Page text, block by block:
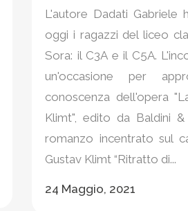
L'autore Dadati Gabriele
oggi i ragazzi del liceo
Sora: il C3A e il C5A.
un'occasione per
conoscenza dell'opera
Klimt", edito da Baldini &
romanzo incentrato sul
Gustav Klimt “Ritratto di...
24 Maggio, 2021